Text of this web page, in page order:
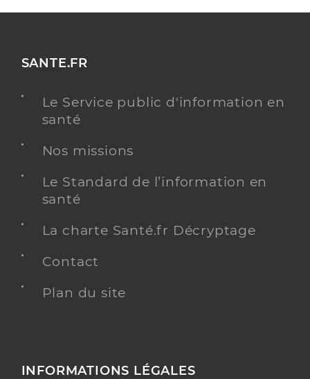
SANTE.FR
Le Service public d'information en
santé
Nos missions
Le Standard de l’information en
santé
La charte Santé.fr Décryptage
Contact
Plan du site
INFORMATIONS LÉGALES